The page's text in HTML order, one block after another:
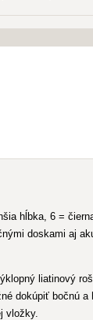
hĺbka, 6 =
doskami aj
liatinový
dokúpiť bočnú a
vložky.